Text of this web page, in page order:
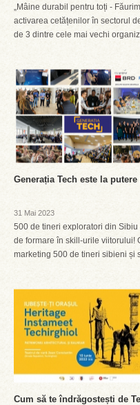
„Mâine durabil pentru toți -
activarea cetățenilor în sectorul
de 3 dintre cele mai vechi
Generația Tech este la
31 Mai 2023
500 de tineri exploratori din
de formare în skill-urile viitorului!
marketing 500 de tineri sibieni și
Cum să te îndrăgostești de